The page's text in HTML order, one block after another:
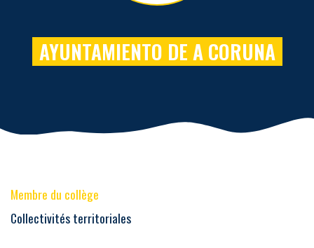
AYUNTAMIENTO DE A CORUNA
Membre du collège
Collectivités territoriales